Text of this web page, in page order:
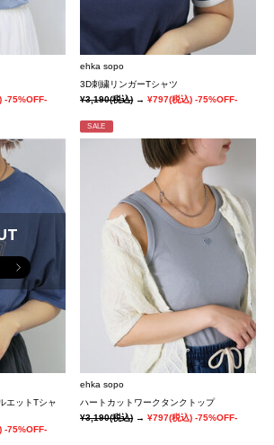
-75%OFF-
ehka sopo
3D刺繍リンガーTシャツ
¥3,190(税込)→¥797(税込) -75%OFF-
エットTシャ
-75%OFF-
SALE
ehka sopo
ハートカットワークタンクトップ
¥3,190(税込)→¥797(税込) -75%OFF-